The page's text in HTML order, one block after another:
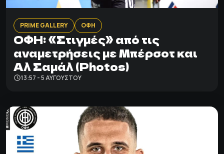
PRIME GALLERY ΟΦΗ
ΟΦΗ: «Στιγμές» από τις
αναμετρήσεις με Μπέρσοτ και
Αλ Σαμάλ (Photos)
13:57 - 5 ΑΥΓΟΎΣΤΟΥ